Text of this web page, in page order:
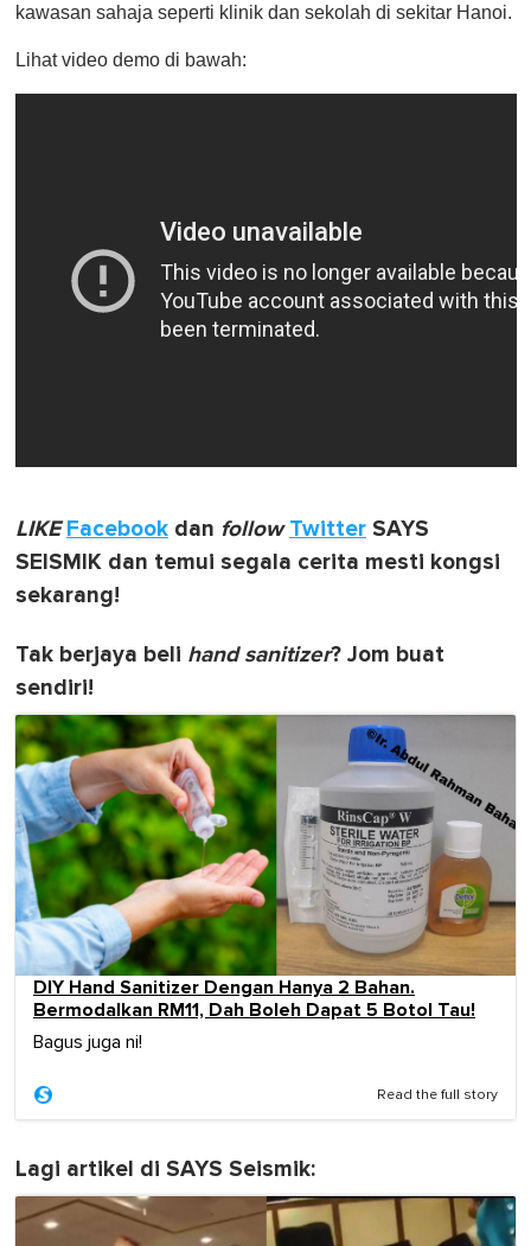
kawasan sahaja seperti klinik dan sekolah di sekitar Hanoi.
Lihat video demo di bawah:
LIKE Facebook dan follow Twitter SAYS
SEISMIK dan temui segala cerita mesti kongsi
sekarang!
Tak berjaya beli hand sanitizer? Jom buat
sendiri!
DIY Hand Sanitizer Dengan Hanya 2 Bahan.
Bermodalkan RM11, Dah Boleh Dapat 5 Botol Tau!
Bagus juga ni!
Read the full story
Lagi artikel di SAYS Seismik: